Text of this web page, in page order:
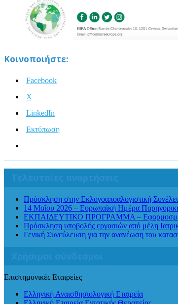
Κοινοποιήστε:
Facebook
X
LinkedIn
Εκτύπωση
Πρόσκληση στην Εκλογοαποαλογιστική
14 Μαΐου 2026 – Ευρωπαϊκή Ημέρα
ΕΚΠΑΙΔΕΥΤΙΚΟ ΠΡΟΓΡΑΜΜΑ – Εφαρμοσμένη
Πρόσκληση υποβολής εργασιών από μέλη
Γενική Συνεύλευση για την ανανέωση του
Επιστημονικές Εταιρείες
Ελληνική Αναισθησιολογική Εταιρεία